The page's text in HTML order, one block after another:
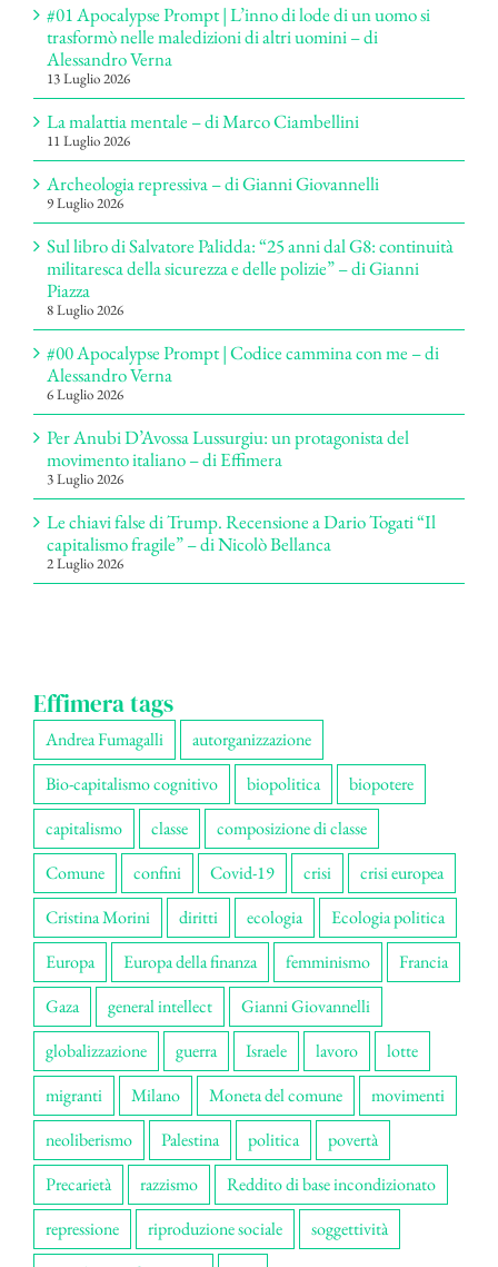
#01 Apocalypse Prompt | L’inno di lode di un uomo si
trasformò nelle maledizioni di altri uomini – di
Alessandro Verna
13 Luglio 2026
La malattia mentale – di Marco Ciambellini
11 Luglio 2026
Archeologia repressiva – di Gianni Giovannelli
9 Luglio 2026
Sul libro di Salvatore Palidda: “25 anni dal G8: continuità
militaresca della sicurezza e delle polizie” – di Gianni
Piazza
8 Luglio 2026
#00 Apocalypse Prompt | Codice cammina con me – di
Alessandro Verna
6 Luglio 2026
Per Anubi D’Avossa Lussurgiu: un protagonista del
movimento italiano – di Effimera
3 Luglio 2026
Le chiavi false di Trump. Recensione a Dario Togati “Il
capitalismo fragile” – di Nicolò Bellanca
2 Luglio 2026
Effimera tags
Andrea Fumagalli
autorganizzazione
Bio-capitalismo cognitivo
biopolitica
biopotere
capitalismo
classe
composizione di classe
Comune
confini Covid-19 crisi
crisi europea
Cristina Morini
diritti ecologia
Ecologia politica
Europa
Europa della finanza femminismo
Francia
Gaza
general intellect
Gianni Giovannelli
globalizzazione
guerra Israele lavoro
lotte
migranti
Milano Moneta del comune
movimenti
neoliberismo
Palestina politica
povertà
Precarietà
razzismo
Reddito di base incondizionato
repressione
riproduzione sociale
soggettività